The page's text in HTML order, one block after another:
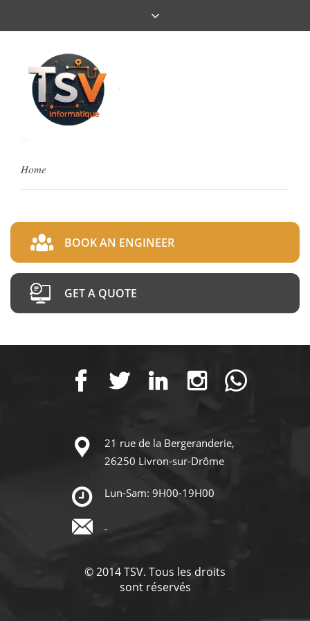
Home
BOOK AN ENGINEER
GET A QUOTE
21 rue de la Bergeranderie,
26250 Livron-sur-Drôme
Lun-Sam: 9H00-19H00
© 2014 TSV. Tous les droits
sont réservés